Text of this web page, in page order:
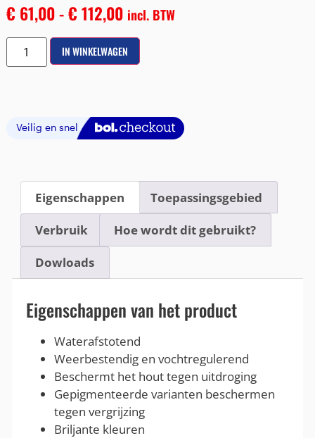
€ 61,00-€ 112,00 incl. BTW
IN WINKELWAGEN
Eigenschappen Toepassingsgebied
Verbruik Hoe wordt dit gebruikt?
Dowloads
Eigenschappen van het product
Waterafstotend
Weerbestendig en vochtregulerend
Beschermt het hout tegen uitdroging
Gepigmenteerde varianten beschermen
tegen vergrijzing
Briljante kleuren